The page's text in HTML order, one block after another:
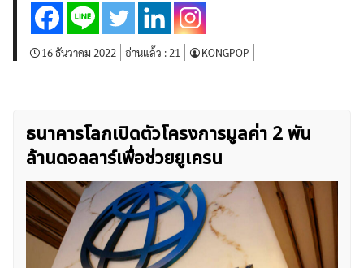
สินค้าโภคภัณฑ์
โบรกเกอร์ FX
โปรโมชั่น Forex
กองทุน Forex
ฟรี EA
16 ธันวาคม 2022 อ่านแล้ว :21 KONGPOP
ธนาคารโลกเปิดตัวโครงการมูลค่า 2 พัน
ล้านดอลลาร์เพื่อช่วยยูเครน